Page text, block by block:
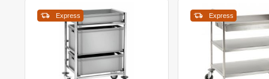
Express Express